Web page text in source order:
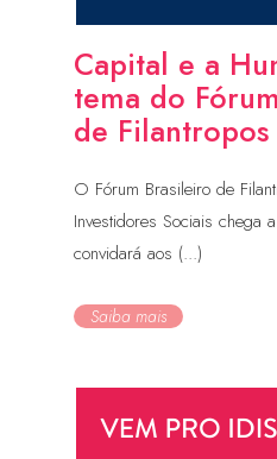
Capital e a
tema do
de
O Fórum Brasileiro de
Investidores Sociais chega
convidará aos (...)
Saiba mais